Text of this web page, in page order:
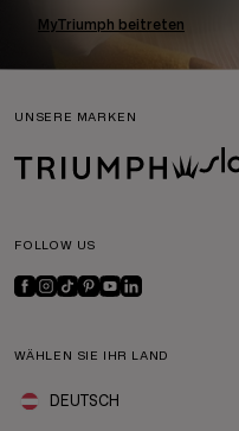
MyTriumph beitreten
UNSERE MARKEN
FOLLOW US
WÄHLEN SIE IHR LAND
DEUTSCH